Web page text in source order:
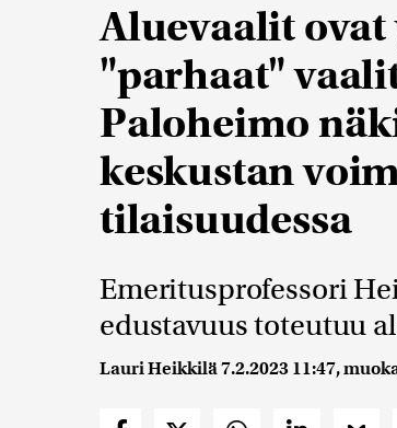
Aluevaalit
"parhaat"
Paloheimo
keskustan
tilaisuudessa
Emeritusprofessori
edustavuus toteutuu
Lauri Heikkilä7.2.2023 11:47,